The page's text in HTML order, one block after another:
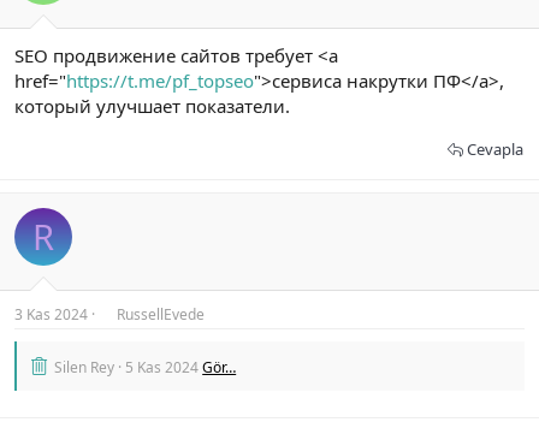
SEO продвижение сайтов требует <a
href="https://t.me/pf_topseo">сервиса накрутки ПФ</a>,
который улучшает показатели.
Cevapla
R
3 Kas 2024 RussellEvede
Silen Rey 5 Kas 2024Gör…